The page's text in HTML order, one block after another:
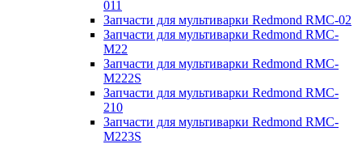
011
Запчасти для мультиварки Redmond RMC-02
Запчасти для мультиварки Redmond RMC-
M22
Запчасти для мультиварки Redmond RMC-
M222S
Запчасти для мультиварки Redmond RMC-
210
Запчасти для мультиварки Redmond RMC-
M223S